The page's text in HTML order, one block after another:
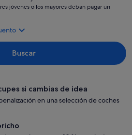
jóvenes o los mayores deban pagar un
Buscar
si cambias de idea
en una selección de coches